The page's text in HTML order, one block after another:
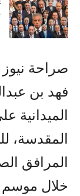
صراحة
فهد بن
الميدانية
المقدسة،
المرافق